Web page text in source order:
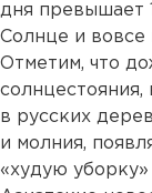
дня превышает
Солнце и вовсе
Отметим, что
в русских
и молния,
«худую